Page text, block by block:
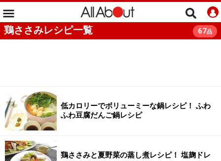
鶏ささみレシピ一覧 67品
低カロリーでボリューミーな鍋レシピ！ ふわ
ふわ豆腐だんご鍋レシピ
鶏ささみと夏野菜の蒸し煮レシピ！ 塩麹ドレ